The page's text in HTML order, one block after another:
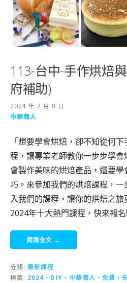
113-台中-手作烘焙
府補助)
2024 年 2 月 8 日
中華職人
「想要學會烘焙，卻不知從何
程，讓專業老師教你一步步學
會製作美味的烘焙產品，還要
巧。來參加我們的烘焙課程，
入我們的課程，讓你的烘焙之旅
2024年十大熱門課程，快來報名
閱讀全文 →
分類: 最新課程
標籤: 2024 、 DIY 、 中華職人 、 免費 、